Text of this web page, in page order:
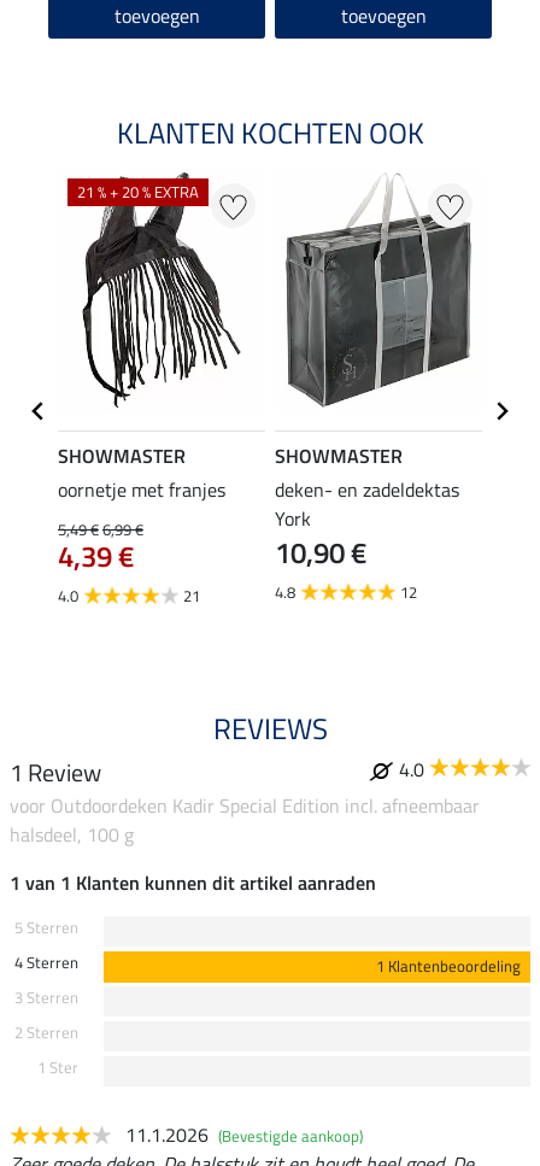
toevoegen toevoegen
KLANTEN KOCHTEN OOK
21 % + 20 % EXTRA
SHOWMASTER
oornetje met franjes
5,49 €6,99 €
4,39 €
4.0 21
SHOWMASTER
deken- en zadeldektas
York
10,90 €
4.8 12
REVIEWS
1 Review
4.0
voor Outdoordeken Kadir Special Edition incl. afneembaar
halsdeel, 100 g
1 van 1 Klanten kunnen dit artikel aanraden
5 Sterren
4 Sterren
1 Klantenbeoordeling
3 Sterren
2 Sterren
1 Ster
11.1.2026 (Bevestigde aankoop)